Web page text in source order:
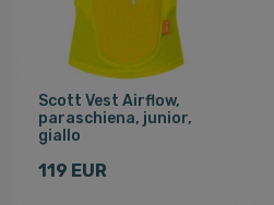
Scott Vest Airflow,
paraschiena, junior,
giallo
119 EUR